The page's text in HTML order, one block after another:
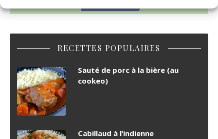
RECETTES POPULAIRES
Sauté de porc à la bière (au
cookeo)
Cabillaud à l’indienne